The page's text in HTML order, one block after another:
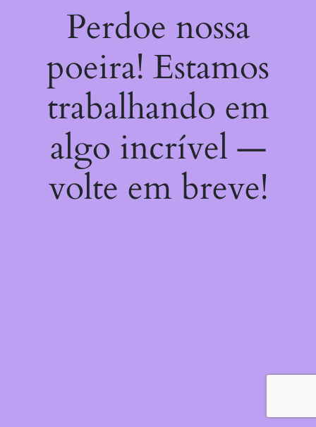
Perdoe nossa
poeira! Estamos
trabalhando em
algo incrível —
volte em breve!